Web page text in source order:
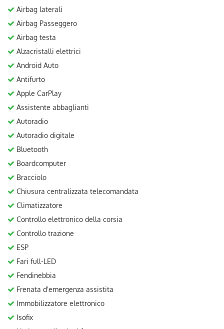
Airbag laterali
Airbag Passeggero
Airbag testa
Alzacristalli elettrici
Android Auto
Antifurto
Apple CarPlay
Assistente abbaglianti
Autoradio
Autoradio digitale
Bluetooth
Boardcomputer
Bracciolo
Chiusura centralizzata telecomandata
Climatizzatore
Controllo elettronico della corsia
Controllo trazione
ESP
Fari full-LED
Fendinebbia
Frenata d'emergenza assistita
Immobilizzatore elettronico
Isofix